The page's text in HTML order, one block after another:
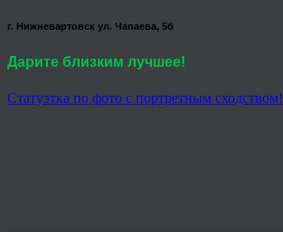
г. Нижневартовск ул. Чапаева, 5б
Дарите близким лучшее!
Статуэтка по фото с портретным сходством!